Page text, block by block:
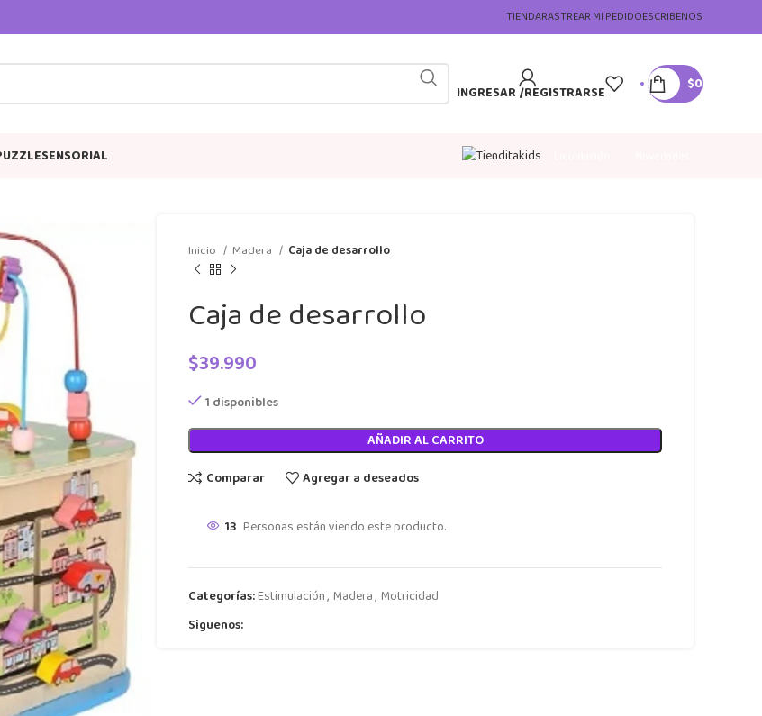
TIENDARASTREAR MI PEDIDOESCRIBENOS
INGRESAR /REGISTRARSE $0
SENSORIAL
Inicio Madera Caja de desarrollo
Caja de desarrollo
$39.990
1 disponibles
AÑADIR AL CARRITO
Comparar
Agregar a deseados
13 Personas están viendo este producto.
Categorías:Estimulación, Madera, Motricidad
Siguenos: